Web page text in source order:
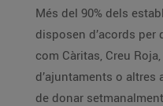
Més del 90% dels
disposen d’acords
com Càritas, Creu Roja, serveis socials
d’ajuntaments o altres
de donar